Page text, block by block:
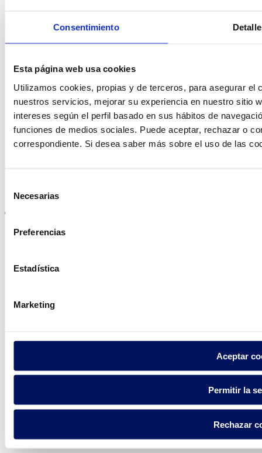
Consentimiento
Esta página web usa cookies
Utilizamos cookies, propias y de terceros, para asegurar el
nuestros servicios, mejorar su experiencia en nuestro sitio
intereses según el perfil basado en sus hábitos de
funciones de medios sociales. Puede aceptar, rechazar o
correspondiente. Si desea saber más sobre el uso de las
consentimiento
Necesarias
Preferencias
Estadística
Marketing
Aceptar
Permitir la
Rechazar
Encuentre Fluidra
en su país
Política de privacidad
Aviso legal
Fluidra S.A. 2025